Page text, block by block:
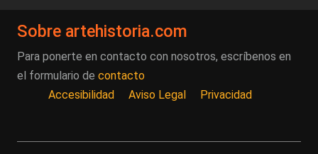
Sobre artehistoria.com
Para ponerte en contacto con nosotros, escríbenos en
el formulario de contacto
Accesibilidad
Aviso Legal Privacidad